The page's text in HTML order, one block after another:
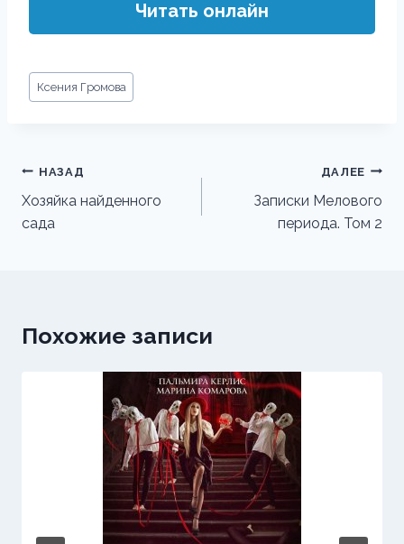
Читать онлайн
Метки
записи:
Ксения Громова
Навигация
по
записям
НАЗАД
Хозяйка найденного
сада
ДАЛЕЕ
Записки Мелового
периода. Том 2
Похожие записи